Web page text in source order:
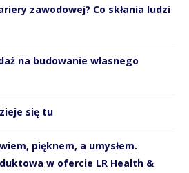
zawodowej? Co skłania ludzi
na budowanie własnego
się tu
pięknem, a umysłem.
w ofercie LR Health &